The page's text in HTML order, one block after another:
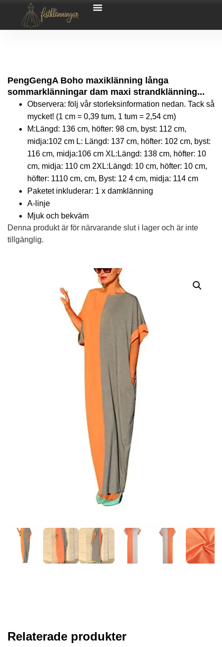
PengGengA Boho maxiklänning långa
sommarklänningar dam maxi strandklänning...
Observera: följ vår storleksinformation nedan. Tack så
mycket! (1 cm = 0,39 tum, 1 tum = 2,54 cm)
M:Längd: 136 cm, höfter: 98 cm, byst: 112 cm,
midja:102 cm L: Längd: 137 cm, höfter: 102 cm, byst:
116 cm, midja:106 cm XL:Längd: 138 cm, höfter: 10
cm, midja: 110 cm 2XL:Längd: 10 cm, höfter: 10 cm,
höfter: 1110 cm, cm, Byst: 12 4 cm, midja: 114 cm
Paketet inkluderar: 1 x damklänning
A-linje
Mjuk och bekväm
Denna produkt är för närvarande slut i lager och är inte
tillgänglig.
Relaterade produkter